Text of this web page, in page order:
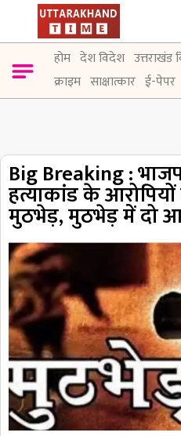
होम देश विदेश उत्तराखंड
क्राइम साक्षात्कार ई-पेपर
Big Breaking :
हत्याकांड के
मुठभेड़, मुठभेड़ में दो